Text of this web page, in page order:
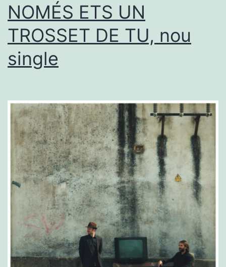
NOMÉS ETS UN
TROSSET DE TU, nou
single